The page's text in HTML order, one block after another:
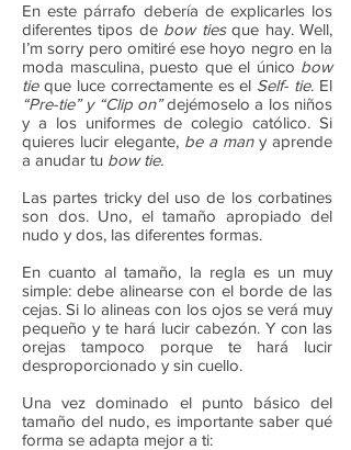
En este párrafo debería de explicarles los
diferentes tipos debow tiesque hay. Well,
I’m sorry pero omitiré ese hoyo negro en la
moda masculina, puesto que el único bow
tieque luce correctamente es el Self- tie. El
“Pre-tie” y “Clip on”dejémoselo a los niños
y a los uniformes de colegio católico. Si
quieres lucir elegante, be a man y aprende
a anudar tu bow tie.
Las partes tricky del uso de los corbatines
son dos. Uno, el tamaño apropiado del
nudo y dos, las diferentes formas.
En cuanto al tamaño, la regla es un muy
simple: debe alinearse con el borde de las
cejas. Si lo alineas con los ojos se verá muy
pequeño y te hará lucir cabezón. Y con las
orejas tampoco porque te hará lucir
desproporcionado y sin cuello.
Una vez dominado el punto básico del
tamaño del nudo, es importante saber qué
forma se adapta mejor a ti: